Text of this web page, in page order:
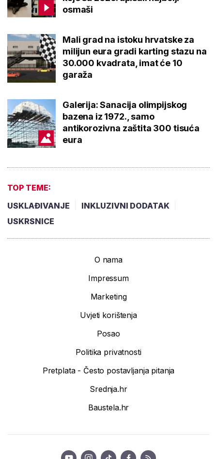
osmaši
Mali grad na istoku hrvatske za
milijun eura gradi karting stazu na
30.000 kvadrata, imat će 10
garaža
Galerija: Sanacija olimpijskog
bazena iz 1972., samo
antikorozivna zaštita 300 tisuća
eura
TOP TEME:
USKLAĐIVANJE
INKLUZIVNI DODATAK
USKRSNICE
O nama
Impressum
Marketing
Uvjeti korištenja
Posao
Politika privatnosti
Pretplata - Često postavljanja pitanja
Srednja.hr
Baustela.hr